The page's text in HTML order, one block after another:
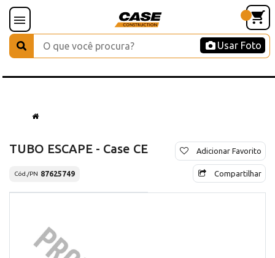
Usar Foto
TUBO ESCAPE - Case CE
Cód./PN 87625749
Adicionar Favorito
Compartilhar